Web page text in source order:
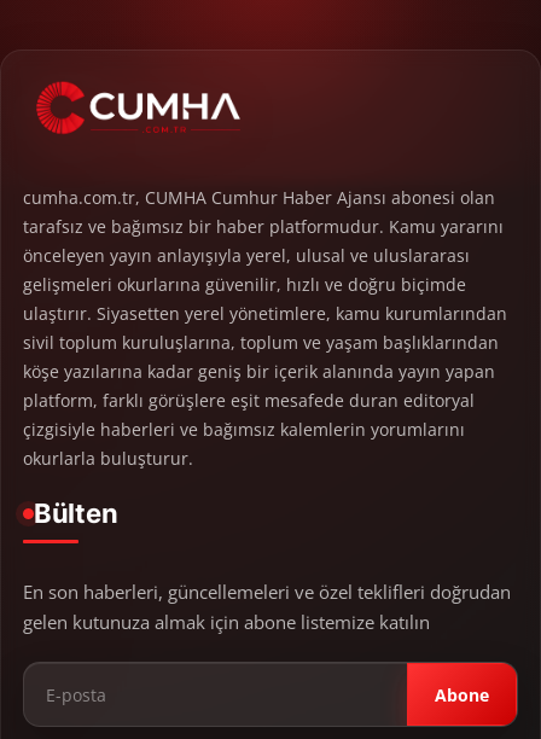
cumha.com.tr, CUMHA Cumhur Haber Ajansı abonesi olan
tarafsız ve bağımsız bir haber platformudur. Kamu yararını
önceleyen yayın anlayışıyla yerel, ulusal ve uluslararası
gelişmeleri okurlarına güvenilir, hızlı ve doğru biçimde
ulaştırır. Siyasetten yerel yönetimlere, kamu kurumlarından
sivil toplum kuruluşlarına, toplum ve yaşam başlıklarından
köşe yazılarına kadar geniş bir içerik alanında yayın yapan
platform, farklı görüşlere eşit mesafede duran editoryal
çizgisiyle haberleri ve bağımsız kalemlerin yorumlarını
okurlarla buluşturur.
Bülten
En son haberleri, güncellemeleri ve özel teklifleri doğrudan
gelen kutunuza almak için abone listemize katılın
Abone